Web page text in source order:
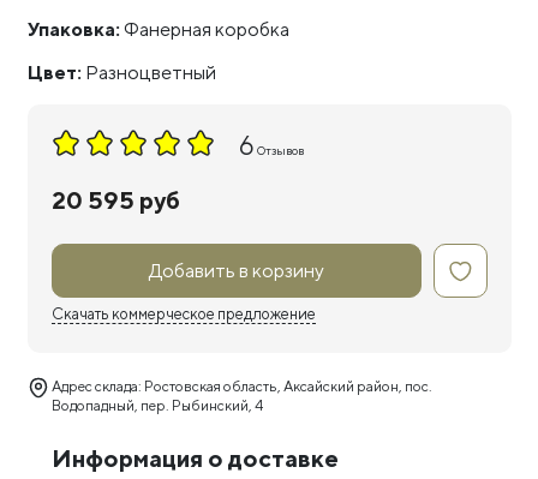
Упаковка: Фанерная коробка
Цвет: Разноцветный
6 Отзывов
20 595 руб
Добавить в корзину
Скачать коммерческое предложение
Адрес склада: Ростовская область, Аксайский район, пос.
Водопадный, пер. Рыбинский, 4
Информация о доставке